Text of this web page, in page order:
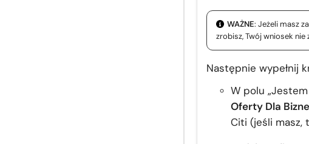
WAŻNE: Jeżeli masz
zrobisz, Twój wniosek
Następnie wypełnij
W polu
Oferty Dla
Citi (jeśli masz,